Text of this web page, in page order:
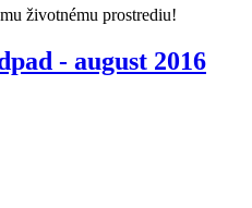
životnému prostrediu!
- august 2016